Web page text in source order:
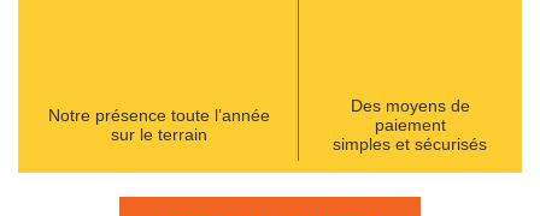
Notre présence toute l’année
sur le terrain
Des moyens de
paiement
simples et sécurisés